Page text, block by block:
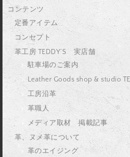
コンテンツ
定番アイテム
コンセプト
革工房 TEDDY’S 実店舗
駐車場のご案内
Leather Goods shop & studio
工房沿革
革職人
メディア取材 掲載記事
革、ヌメ革について
革のエイジング